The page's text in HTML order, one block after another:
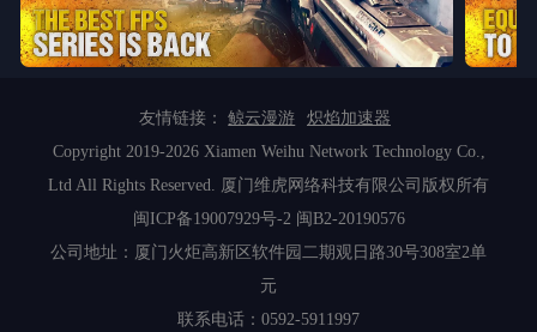
友情链接： 鲸云漫游
炽焰加速器
Copyright 2019-2026 Xiamen Weihu Network Technology Co.,
Ltd All Rights Reserved. 厦门维虎网络科技有限公司版权所有
闽ICP备19007929号-2 闽B2-20190576
公司地址：厦门火炬高新区软件园二期观日路30号308室2单
元
联系电话：0592-5911997